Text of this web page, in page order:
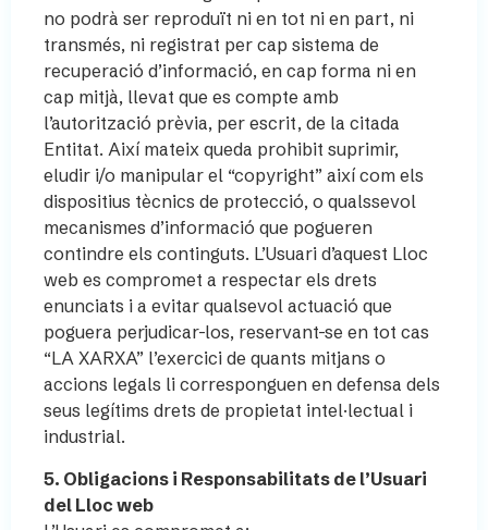
no podrà ser reproduït ni en tot ni en part, ni
transmés, ni registrat per cap sistema de
recuperació d’informació, en cap forma ni en
cap mitjà, llevat que es compte amb
l’autorització prèvia, per escrit, de la citada
Entitat. Així mateix queda prohibit suprimir,
eludir i/o manipular el “copyright” així com els
dispositius tècnics de protecció, o qualssevol
mecanismes d’informació que pogueren
contindre els continguts. L’Usuari d’aquest Lloc
web es compromet a respectar els drets
enunciats i a evitar qualsevol actuació que
poguera perjudicar-los, reservant-se en tot cas
“LA XARXA” l’exercici de quants mitjans o
accions legals li corresponguen en defensa dels
seus legítims drets de propietat intel·lectual i
industrial.
5. Obligacions i Responsabilitats de l’Usuari
del Lloc web